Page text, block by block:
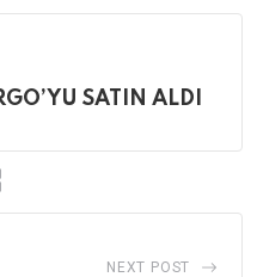
SATIN ALDI
NEXT POST